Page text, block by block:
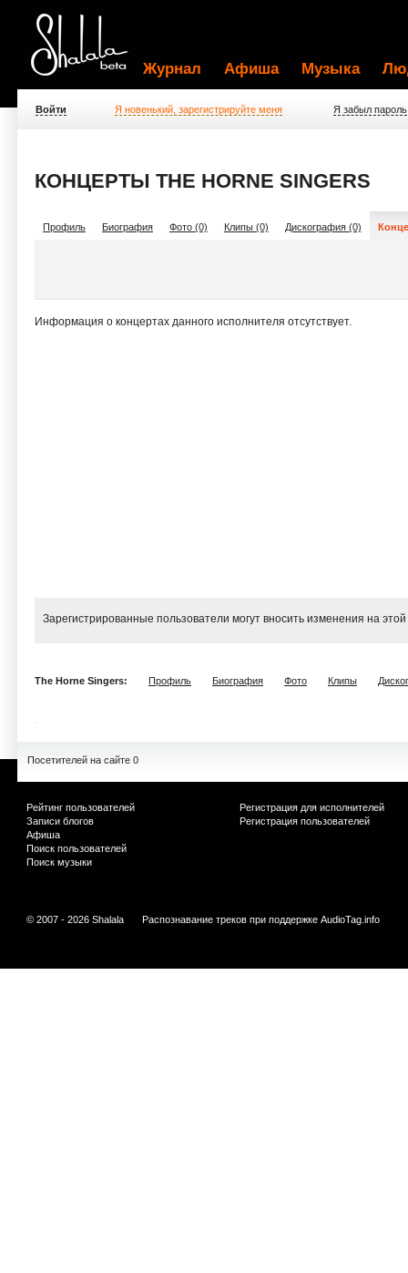
Журнал Афиша Музыка
Войти Я новенький, зарегистрируйте меня Я забыл пароль
КОНЦЕРТЫ THE HORNE SINGERS
Профиль Биография Фото (0) Клипы (0) Дискография (0)
Информация о концертах данного исполнителя отсутствует.
Зарегистрированные пользователи могут вносить изменения на
The Horne Singers: Профиль Биография Фото Клипы
Посетителей на сайте 0
Рейтинг пользователей
Записи блогов
Афиша
Поиск пользователей
Поиск музыки
Регистрация для исполнителей
Регистрация пользователей
© 2007 - 2026 Shalala Распознавание треков при поддержке AudioTag.info